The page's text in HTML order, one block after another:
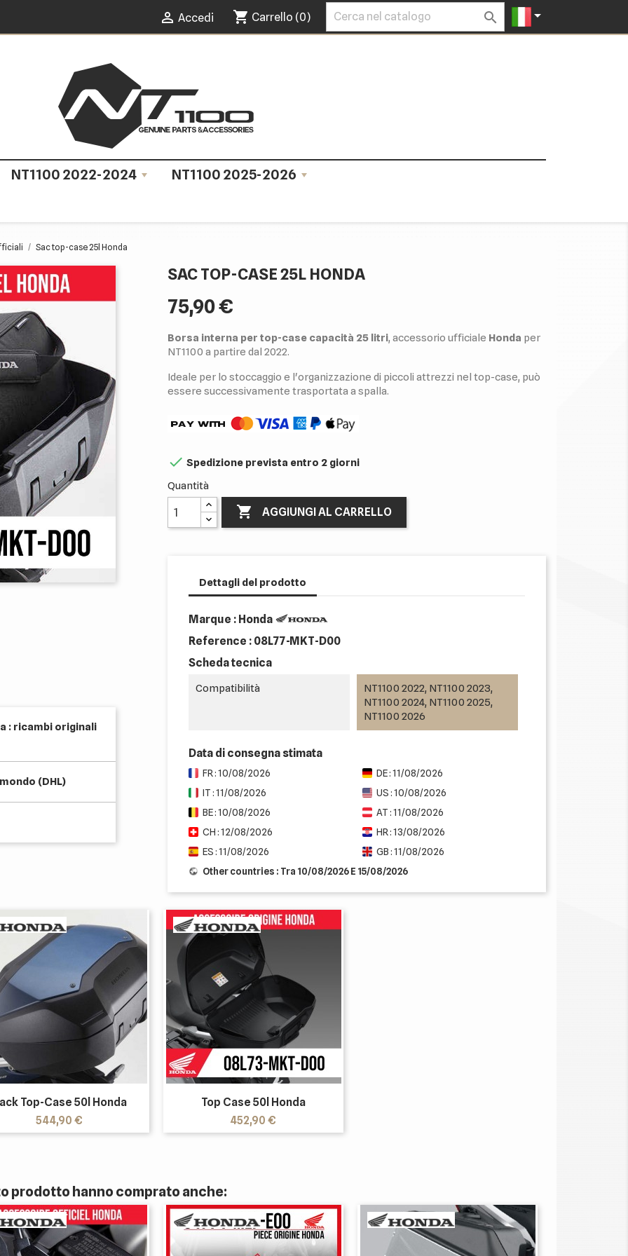
 Accedi shopping_cart Carrello (0)  
NT1100 2022-2024 NT1100 2025-2026
Sac top-case 25l Honda
: ricambi originali
(DHL)
SAC TOP-CASE 25L HONDA
75,90 €
Borsa interna per top-case capacità 25 litri, accessorio ufficiale Honda per
NT1100 a partire dal 2022.
Ideale per lo stoccaggio e l'organizzazione di piccoli attrezzi nel top-case, può
essere successivamente trasportata a spalla.
 Spedizione prevista entro 2 giorni
Quantità
 AGGIUNGI AL CARRELLO
Dettagli del prodotto
Marque : Honda
Reference : 08L77-MKT-D00
Scheda tecnica
Compatibilità
NT1100 2022, NT1100 2023,
NT1100 2024, NT1100 2025,
NT1100 2026
Data di consegna stimata
FR : 10/08/2026
DE : 11/08/2026
IT : 11/08/2026
US : 10/08/2026
BE : 10/08/2026
AT : 11/08/2026
CH : 12/08/2026
HR : 13/08/2026
ES : 11/08/2026
GB : 11/08/2026
Other countries : Tra 10/08/2026 E 15/08/2026
Top-Case 50l Honda
Prezzo
544,90 €
Top Case 50l Honda
Prezzo
452,90 €
prodotto hanno comprato anche: